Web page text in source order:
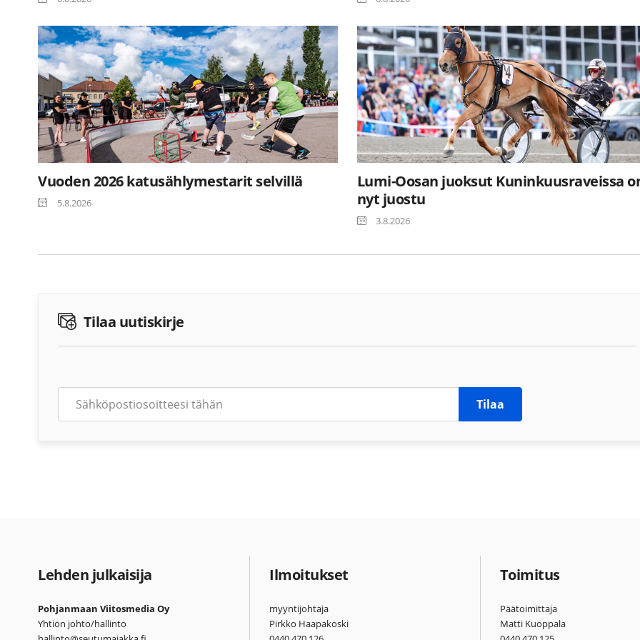
Vuoden 2026 katusählymestarit selvillä
5.8.2026
Lumi-Oosan juoksut Kuninkuusraveissa
nyt juostu
3.8.2026
Tilaa uutiskirje
Tilaa
Lehden julkaisija
Pohjanmaan Viitosmedia Oy
Yhtiön johto/hallinto
Ilmoitukset
myyntijohtaja
Pirkko Haapakoski
Toimitus
Päätoimittaja
Matti Kuoppala